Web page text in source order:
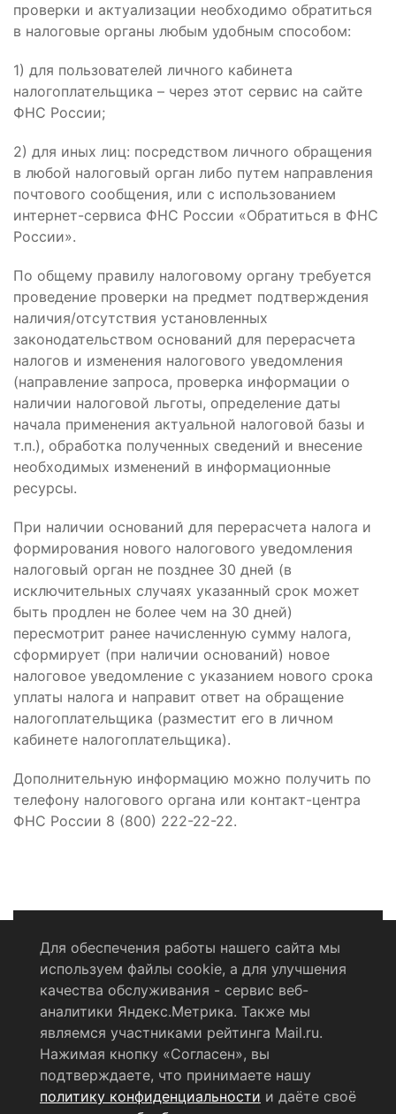
проверки и актуализации необходимо обратиться
в налоговые органы любым удобным способом:
1) для пользователей личного кабинета
налогоплательщика – через этот сервис на сайте
ФНС России;
2) для иных лиц: посредством личного обращения
в любой налоговый орган либо путем направления
почтового сообщения, или с использованием
интернет-сервиса ФНС России «Обратиться в ФНС
России».
По общему правилу налоговому органу требуется
проведение проверки на предмет подтверждения
наличия/отсутствия установленных
законодательством оснований для перерасчета
налогов и изменения налогового уведомления
(направление запроса, проверка информации о
наличии налоговой льготы, определение даты
начала применения актуальной налоговой базы и
т.п.), обработка полученных сведений и внесение
необходимых изменений в информационные
ресурсы.
При наличии оснований для перерасчета налога и
формирования нового налогового уведомления
налоговый орган не позднее 30 дней (в
исключительных случаях указанный срок может
быть продлен не более чем на 30 дней)
пересмотрит ранее начисленную сумму налога,
сформирует (при наличии оснований) новое
налоговое уведомление с указанием нового срока
уплаты налога и направит ответ на обращение
налогоплательщика (разместит его в личном
кабинете налогоплательщика).
Дополнительную информацию можно получить по
телефону налогового органа или контакт-центра
ФНС России 8 (800) 222-22-22.
Политика конфиденциальности
Согласие на обработку персональных данных
RSS-лента
Для обеспечения работы нашего сайта мы
используем файлы cookie, а для улучшения
качества обслуживания - сервис веб-
аналитики Яндекс.Метрика. Также мы
являемся участниками рейтинга Mail.ru.
Нажимая кнопку «Согласен», вы
подтверждаете, что принимаете нашу
политику конфиденциальности и даёте своё